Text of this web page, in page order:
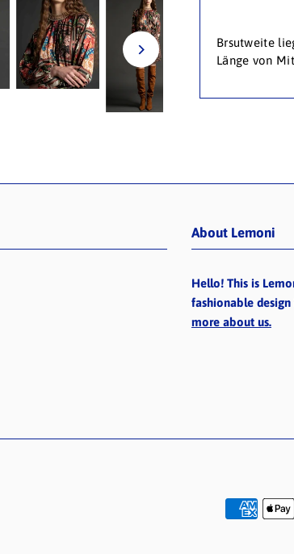
Brsutweite
Länge von
About Lemoni
Hello! This is
fashionable design
more about us.